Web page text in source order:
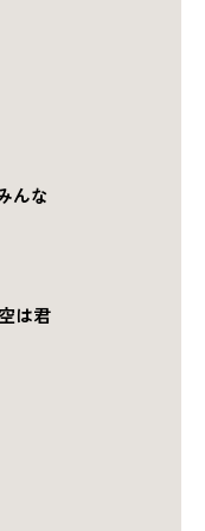
んな
は君